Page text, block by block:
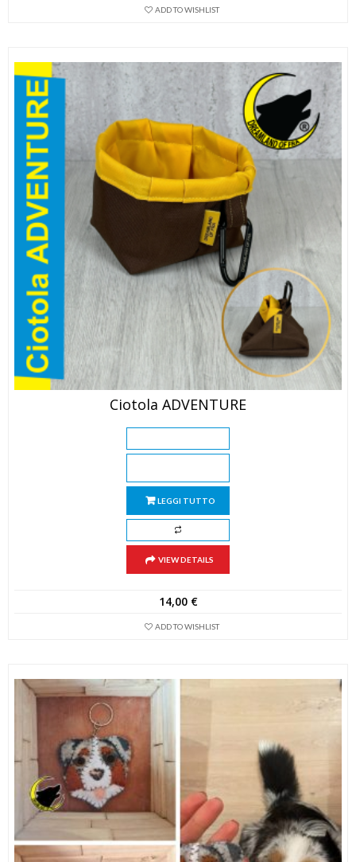
ADD TO WISHLIST
Ciotola ADVENTURE
LEGGI TUTTO
VIEW DETAILS
14,00 €
ADD TO WISHLIST